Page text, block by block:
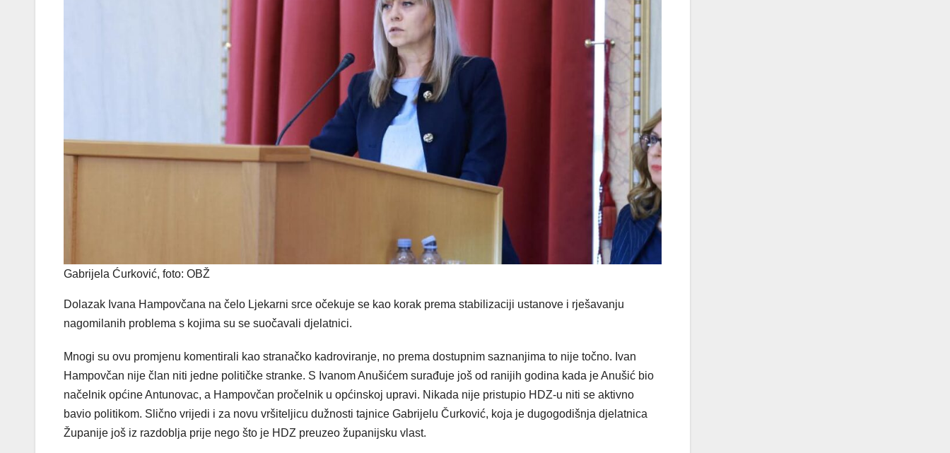
Gabrijela Ćurković, foto: OBŽ
Dolazak Ivana Hampovčana na čelo Ljekarni srce očekuje se kao korak prema stabilizaciji ustanove i rješavanju
nagomilanih problema s kojima su se suočavali djelatnici.
Mnogi su ovu promjenu komentirali kao stranačko kadroviranje, no prema dostupnim saznanjima to nije točno. Ivan
Hampovčan nije član niti jedne političke stranke. S Ivanom Anušićem surađuje još od ranijih godina kada je Anušić bio
načelnik općine Antunovac, a Hampovčan pročelnik u općinskoj upravi. Nikada nije pristupio HDZ-u niti se aktivno
bavio politikom. Slično vrijedi i za novu vršiteljicu dužnosti tajnice Gabrijelu Čurković, koja je dugogodišnja djelatnica
Županije još iz razdoblja prije nego što je HDZ preuzeo županijsku vlast.